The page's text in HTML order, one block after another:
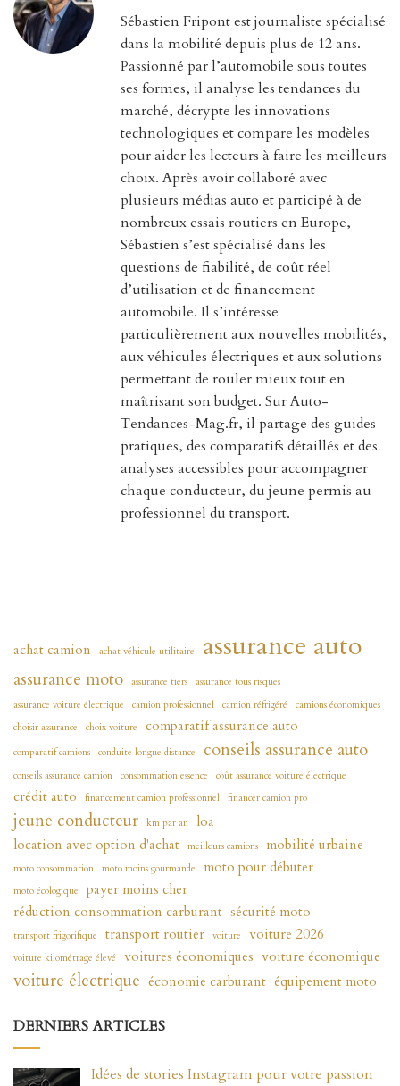
Sébastien Fripont est journaliste spécialisé
dans la mobilité depuis plus de 12 ans.
Passionné par l’automobile sous toutes
ses formes, il analyse les tendances du
marché, décrypte les innovations
technologiques et compare les modèles
pour aider les lecteurs à faire les meilleurs
choix. Après avoir collaboré avec
plusieurs médias auto et participé à de
nombreux essais routiers en Europe,
Sébastien s’est spécialisé dans les
questions de fiabilité, de coût réel
d’utilisation et de financement
automobile. Il s’intéresse
particulièrement aux nouvelles mobilités,
aux véhicules électriques et aux solutions
permettant de rouler mieux tout en
maîtrisant son budget. Sur Auto-
Tendances-Mag.fr, il partage des guides
pratiques, des comparatifs détaillés et des
analyses accessibles pour accompagner
chaque conducteur, du jeune permis au
professionnel du transport.
achat camion achat véhicule utilitaire assurance auto
assurance moto assurance tiers assurance tous risques
assurance voiture électrique
camion professionnel camion réfrigéré
camions économiques
choisir assurance
choix voiture comparatif assurance auto
comparatif camions conduite longue distance conseils assurance auto
conseils assurance camion consommation essence coût assurance voiture électrique
crédit auto financement camion professionnel financer camion pro
jeune conducteur km par an
loa
location avec option d'achat meilleurs camions mobilité urbaine
moto consommation moto moins gourmande moto pour débuter
moto écologique
payer moins cher
réduction consommation carburant sécurité moto
transport frigorifique transport routier voiture voiture 2026
voiture kilométrage élevé voitures économiques voiture économique
voiture électrique économie carburant équipement moto
DERNIERS ARTICLES
Idées de stories Instagram pour votre passion